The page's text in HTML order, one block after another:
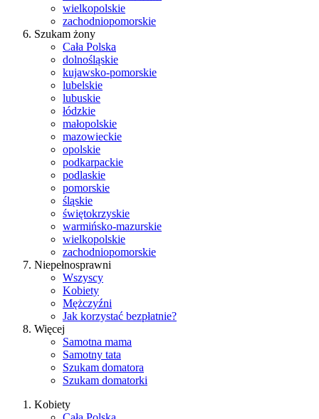
wielkopolskie
zachodniopomorskie
Szukam żony
Cała Polska
dolnośląskie
kujawsko-pomorskie
lubelskie
lubuskie
łódzkie
małopolskie
mazowieckie
opolskie
podkarpackie
podlaskie
pomorskie
śląskie
świętokrzyskie
warmińsko-mazurskie
wielkopolskie
zachodniopomorskie
Niepełnosprawni
Wszyscy
Kobiety
Mężczyźni
Jak korzystać bezpłatnie?
Więcej
Samotna mama
Samotny tata
Szukam domatora
Szukam domatorki
Kobiety